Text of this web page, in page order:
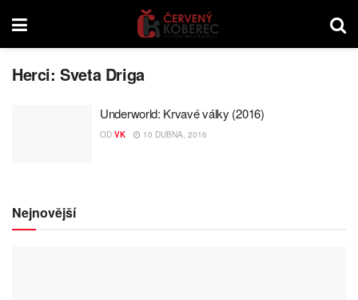
Herci:Sveta Driga
Underworld: Krvavé války (2016)
OD VK 10 DUBNA, 2016
Nejnovější